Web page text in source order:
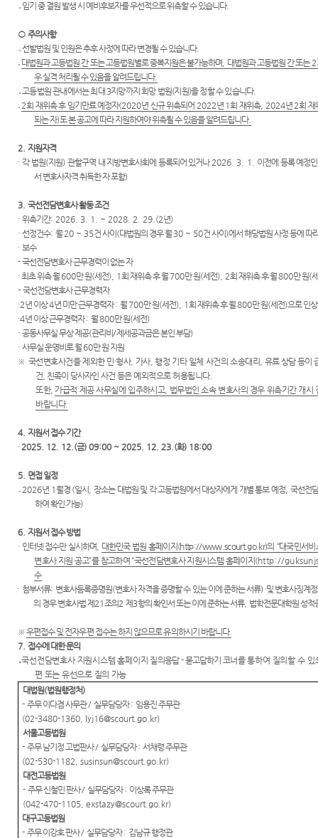
․ 임기 중 결원 발생 시 예비후보자를 우선적으로 위촉할 수 있습니다.
○주의사항
․선발법원 및 인원은 추후 사정에 따라 변경될 수 있습니다.
․ 대법원과 고등법원 간 또는 고등법원별로 중복지원은 불가능하며 대법원과 고등법원 간 또는 2
우 실격 처리될 수 있음을 알려드립니다.
․고등법원 관내에서는 최대 3지망까지 희망 법원(지원)을 정할 수 있습니다.
․ 2회 재위촉 후 임기만료 예정자(2020년 신규 위촉되어 2022년 1회 재위촉, 2024년 2회 재
되는 자)도 본 공고에 따라 지원하여야 위촉될 수 있음을 알려드립니다.
2. 지원자격
· 각 법원(지원)관할구역 내 지방변호사회에 등록되어 있거나 2026. 3. 1. 이전에 등록 예정
서 변호사자격 취득한 자 포함)
3.국선전담변호사 활동 조건
·위촉기간: 2026. 3. 1. ~ 2028. 2. 29.(2년)
·선정건수:월 20 ~ 35건 사이 (대법원의 경우 월 30 ~ 50건 사이)에서 해당법원 사정 등에 따
·보수
-국선전담변호사 근무경력이 없는 자
・최초 위촉 월600만 원(세전), 1회 재위촉 후 월 700만 원(세전), 2회 재위촉 후 월800만 원(
- 국선전담변호사 근무경력자
・2년 이상4년 미만 근무경력자: 월 700만 원(세전), 1회 재위촉 후 월800만 원(세전)으로 인상
・4년 이상 근무경력자: 월800만 원(세전)
·공동사무실 무상 제공(관리비/제세공과금은 본인 부담)
·사무실 운영비로 월60만 원 지원
※ 국선변호사건을 제외한 민·형사, 가사,행정 기타 일체 사건의 소송대리
유료 상담 등이
건 친족이 당사자인 사건 등은 예외적으로 허용됩니다.
또한,가급적 제공 사무실에 입주하시고, 법무법인 소속 변호사의 경우 위촉기간 개시
바랍니다.
4. 지원서 접수 기간
· 2025. 12. 12.(금) 09:00 ~ 2025. 12. 23.(화) 18:00
5. 면접 일정
․ 2026년 1월경 (일시 장소는 대법원 및 각 고등법원에서 대상자에게 개별 통보 예정,국선전
하여 확인 가능)
6. 지원서 접수 방법
· 인터넷 접수만 실시하며 대한민국 법원 홈페이지 (http://www.scourt.go.kr)의 “대국민서
변호사 지원 공고”를 참고하여 “국선전담변호사 지원시스템 홈페이지 (http://
수
· 첨부서류: 변호사등록증명원(변호사 자격을 증명할 수 있는 이에 준하는 서류) 및 변호사징계
의 경우 변호사법 제 21조의2제 3항의 확인서 또는 이에 준하는 서류, 법학전문대학원 성적
※우편접수 및 전자우편 접수는 하지 않으므로 유의하시기 바랍니다.
7. 접수에 대한 문의
․국선전담변호사 지원시스템 홈페이지 질의응답-묻고답하기 코너를 통하여 질의할 수 있
편 또는 유선으로 질의 가능
대법원(법원행정처)
-주무 이다겸 사무관/실무담당자: 임용진 주무관
(02-3480-1360, lyj16@scourt.go.kr)
서울고등법원
-주무 남기정 고법판사/실무담당자:서채령 주무관
(02-530-1182, susinsun@scourt.go.kr)
대전고등법원
-주무 신철민 판사/실무담당자: 이상록 주무관
(042-470-1105, exstazy@scourt.go.kr)
대구고등법원
-주무 이강호 판사/실무담당자: 김남규 행정관